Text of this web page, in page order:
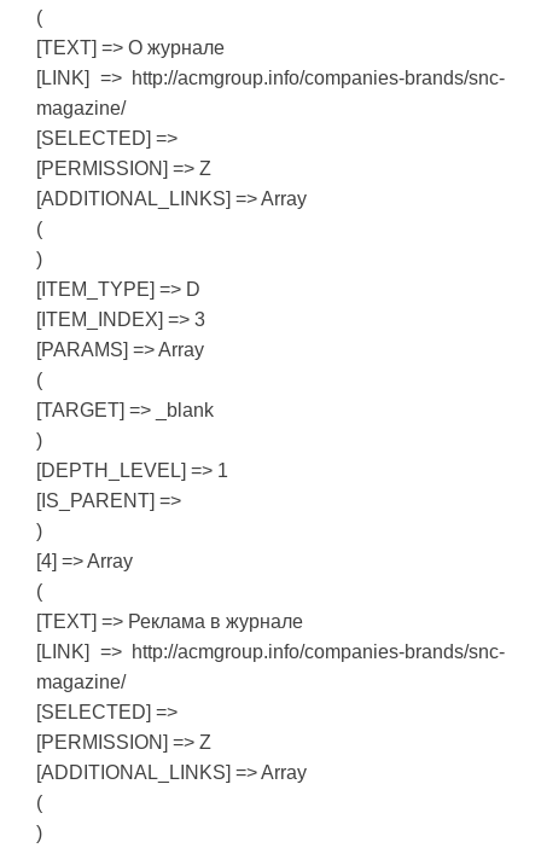
(
[TEXT] => О журнале
[LINK] => http://acmgroup.info/companies-brands/snc-
magazine/
[SELECTED] =>
[PERMISSION] => Z
[ADDITIONAL_LINKS] => Array
(
)
[ITEM_TYPE] => D
[ITEM_INDEX] => 3
[PARAMS] => Array
(
[TARGET] => _blank
)
[DEPTH_LEVEL] => 1
[IS_PARENT] =>
)
[4] => Array
(
[TEXT] => Реклама в журнале
[LINK] => http://acmgroup.info/companies-brands/snc-
magazine/
[SELECTED] =>
[PERMISSION] => Z
[ADDITIONAL_LINKS] => Array
(
)